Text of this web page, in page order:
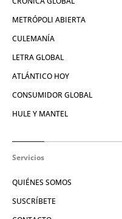
METRÓPOLI ABIERTA
CULEMANÍA
LETRA GLOBAL
ATLÁNTICO HOY
CONSUMIDOR GLOBAL
HULE Y MANTEL
Servicios
QUIÉNES SOMOS
SUSCRÍBETE